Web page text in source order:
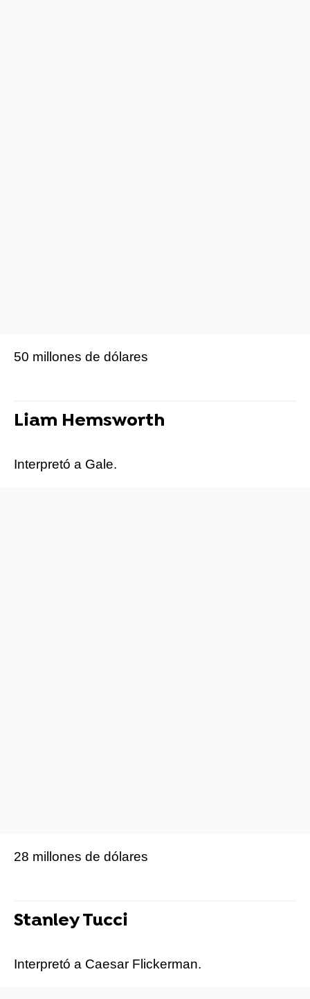
50 millones de dólares
Liam Hemsworth
Interpretó a Gale.
28 millones de dólares
Stanley Tucci
Interpretó a Caesar Flickerman.